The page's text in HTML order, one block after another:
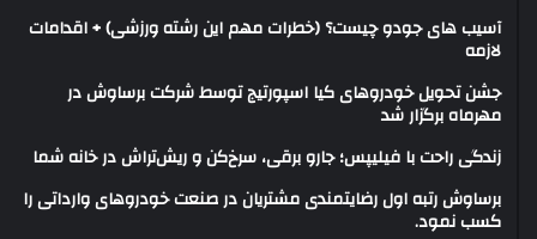
آسیب های جودو چیست؟ (خطرات مهم این رشته ورزشی) + اقدامات
لازمه
جشن تحویل خودروهای کیا اسپورتیج توسط شرکت برساوش در
مهرماه برگزار شد
زندگی راحت با فیلیپس؛ جارو برقی، سرخ‌کن و ریش‌تراش در خانه شما
برساوش رتبه اول رضایتمندی مشتریان در صنعت خودروهای وارداتی را
کسب نمود.